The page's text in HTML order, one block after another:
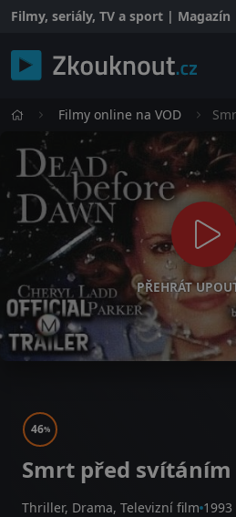
Filmy, seriály, TV a sport | Magazín
Filmy online na VOD
PŘEHRÁT
46%
Smrt před svítáním
Thriller, Drama, Televizní film 1993